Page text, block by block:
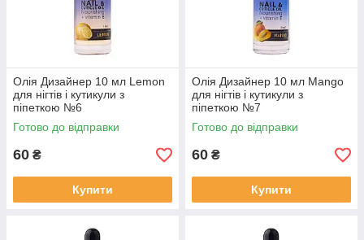
Олія Дизайнер 10 мл Lemon
для нігтів і кутикули з
піпеткою №6
Готово до відправки
60 ₴
Купити
Олія Дизайнер 10 мл Mango
для нігтів і кутикули з
піпеткою №7
Готово до відправки
60 ₴
Купити